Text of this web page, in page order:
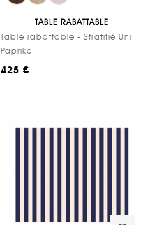
TABLE RABATTABLE
Table rabattable - Stratifié Uni
Paprika
425 €